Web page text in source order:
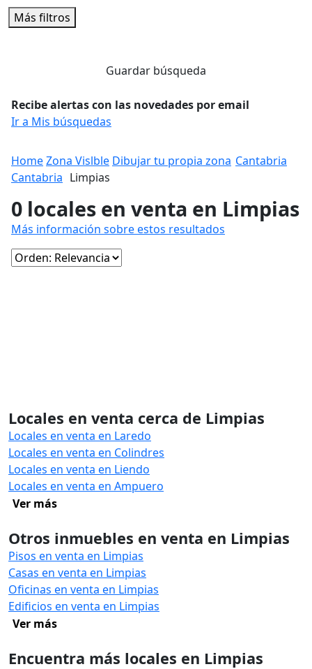
Más filtros
Guardar búsqueda
Recibe alertas con las novedades por email
Ir a Mis búsquedas
HomeZona Vislble Dibujar tu propia zona Cantabria
Cantabria Limpias
0 locales en venta en Limpias
Más información sobre estos resultados
Locales en venta cerca de Limpias
Locales en venta en Laredo
Locales en venta en Colindres
Locales en venta en Liendo
Locales en venta en Ampuero
Ver más
Otros inmuebles en venta en Limpias
Pisos en venta en Limpias
Casas en venta en Limpias
Oficinas en venta en Limpias
Edificios en venta en Limpias
Ver más
Encuentra más locales en Limpias